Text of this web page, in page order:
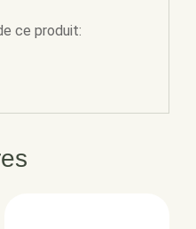
ce produit: